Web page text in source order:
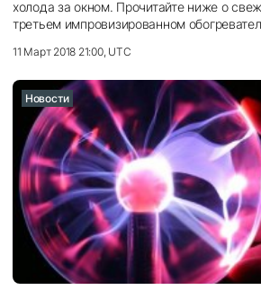
холода за окном. Прочитайте ниже о
третьем импровизированном
11 Март 2018 21:00, UTC
Новости